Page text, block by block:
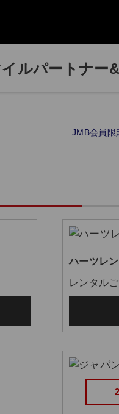
ルパートナー
JMB会員限
ハーツレ
レンタル